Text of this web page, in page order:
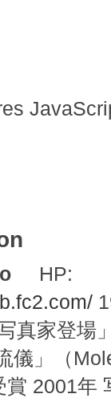
HP:
真家登場
儀」（
賞 2001年